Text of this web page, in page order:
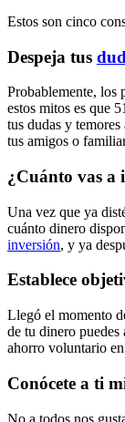
Compartir
Estos son cinco
Despeja tus
Probablemente, los
estos mitos es que
tus dudas y
tus amigos o
¿Cuánto vas a
Una vez que ya
cuánto dinero
inversión, y ya
Establece
Llegó el momento
de tu dinero puedes
ahorro voluntario
Conócete a ti
No a todos nos